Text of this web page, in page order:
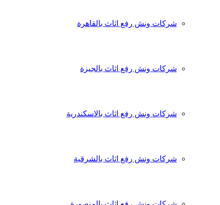
شركات ونش رفع اثاث بالقاهرة
شركات ونش رفع اثاث بالجيزة
شركات ونش رفع اثاث بالاسكندرية
شركات ونش رفع اثاث بالشرقية